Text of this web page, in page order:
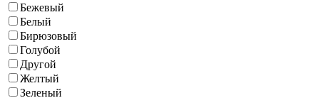
Бежевый
Белый
Бирюзовый
Голубой
Другой
Желтый
Зеленый